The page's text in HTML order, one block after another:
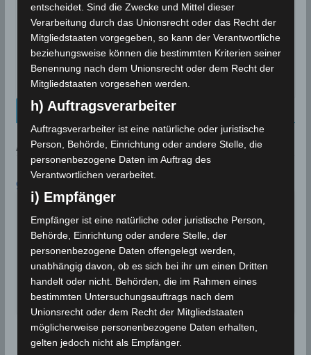
14 Juni 2021: Erdbeben in den
Gouvernoraten Kasserine [M3.22] und
Nabeul [M3.0]
14. Juni 2021
Kalenderblatt Neu
AN DIESEM TAG:
9. AUGUST
1999
In Bizerté wird eine
Rekordtemperatur von 45,4°C
gemessen
In Bizerté wird eine Rekordtemperatur von
45,4°C gemessen. Dieser Rekord…
Wettergeschehen (Meteorologie) Weiterlesen
entscheidet. Sind die Zwecke und Mittel dieser
Verarbeitung durch das Unionsrecht oder das Recht der
Mitgliedstaaten vorgegeben, so kann der Verantwortliche
beziehungsweise können die bestimmten Kriterien seiner
Benennung nach dem Unionsrecht oder dem Recht der
Mitgliedstaaten vorgesehen werden.
h) Auftragsverarbeiter
Auftragsverarbeiter ist eine natürliche oder juristische
Person, Behörde, Einrichtung oder andere Stelle, die
personenbezogene Daten im Auftrag des
Verantwortlichen verarbeitet.
i) Empfänger
Empfänger ist eine natürliche oder juristische Person,
Behörde, Einrichtung oder andere Stelle, der
personenbezogene Daten offengelegt werden,
unabhängig davon, ob es sich bei ihr um einen Dritten
handelt oder nicht. Behörden, die im Rahmen eines
bestimmten Untersuchungsauftrags nach dem
Unionsrecht oder dem Recht der Mitgliedstaaten
möglicherweise personenbezogene Daten erhalten,
gelten jedoch nicht als Empfänger.